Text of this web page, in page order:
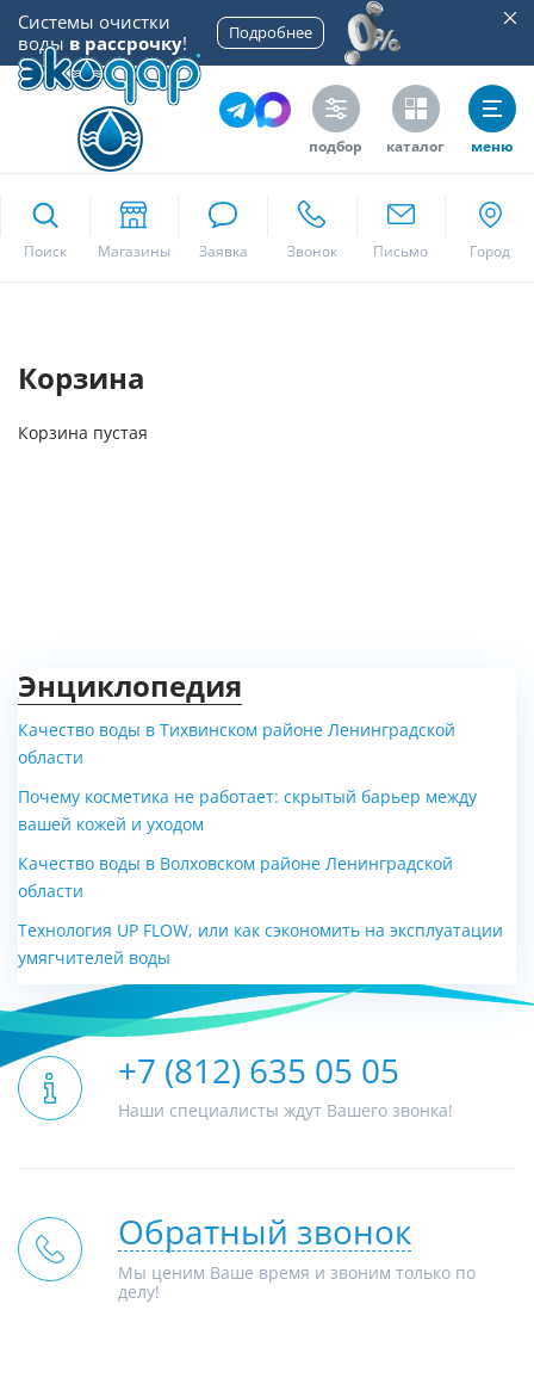
Системы очистки
воды в рассрочку! Подробнее
подбор каталог меню
Поиск
Корзина
Корзина пустая
Энциклопедия
Качество воды в Тихвинском районе Ленинградской
области
Почему косметика не работает: скрытый барьер между
вашей кожей и уходом
Качество воды в Волховском районе Ленинградской
области
Технология UP FLOW, или как сэкономить на эксплуатации
умягчителей воды
+7 (812) 635 05 05
Наши специалисты ждут Вашего звонка!
Обратный звонок
Мы ценим Ваше время и звоним только по
делу!